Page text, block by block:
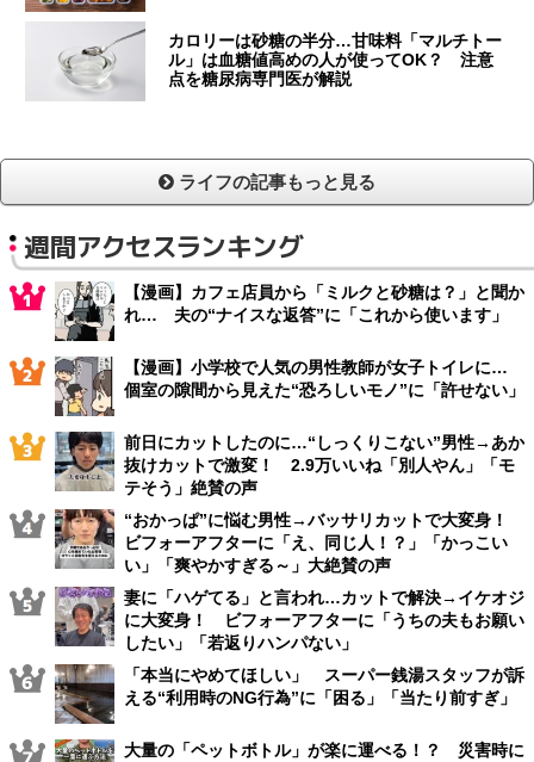
カロリーは砂糖の半分…甘味料「マルチトー
ル」は血糖値高めの人が使ってOK？ 注意
点を糖尿病専門医が解説
ライフの記事もっと見る
週間アクセスランキング
【漫画】カフェ店員から「ミルクと砂糖は？」と聞か
れ… 夫の“ナイスな返答”に「これから使います」
【漫画】小学校で人気の男性教師が女子トイレに…
個室の隙間から見えた“恐ろしいモノ”に「許せない」
前日にカットしたのに…“しっくりこない”男性→あか
抜けカットで激変！ 2.9万いいね「別人やん」「モ
テそう」絶賛の声
“おかっぱ”に悩む男性→バッサリカットで大変身！
ビフォーアフターに「え、同じ人！？」「かっこい
い」「爽やかすぎる～」大絶賛の声
妻に「ハゲてる」と言われ…カットで解決→イケオジ
に大変身！ ビフォーアフターに「うちの夫もお願い
したい」「若返りハンパない」
「本当にやめてほしい」 スーパー銭湯スタッフが訴
える“利用時のNG行為”に「困る」「当たり前すぎ」
大量の「ペットボトル」が楽に運べる！？ 災害時に